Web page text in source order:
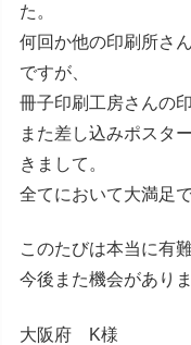
た。
何回か他の印刷所さ
ですが、
冊子印刷工房さんの
また差し込みポスタ
きまして。
全てにおいて大満足で
このたびは本当に有
今後また機会があり
大阪府 K様